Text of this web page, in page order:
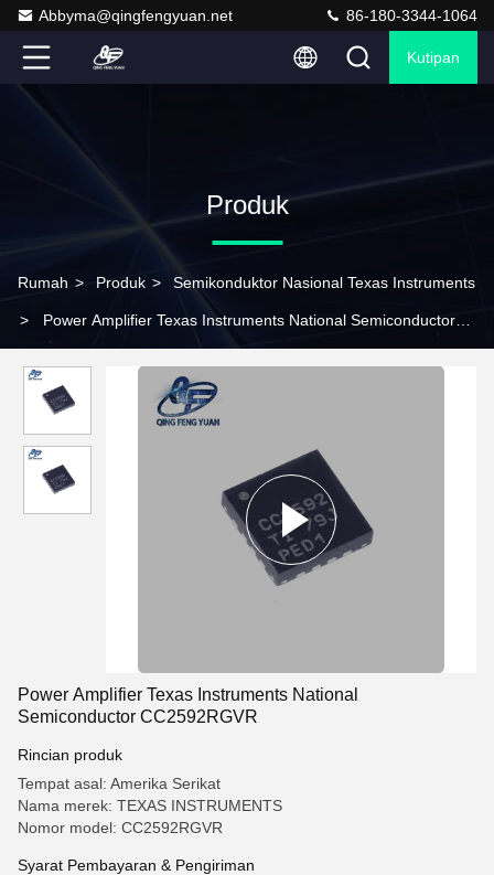
Abbyma@qingfengyuan.net 86-180-3344-1064
Kutipan
Produk
Rumah > Produk > Semikonduktor Nasional Texas Instruments
> Power Amplifier Texas Instruments National Semiconductor
Power Amplifier Texas Instruments National
Semiconductor CC2592RGVR
Rincian produk
Tempat asal: Amerika Serikat
Nama merek: TEXAS INSTRUMENTS
Nomor model: CC2592RGVR
Syarat Pembayaran & Pengiriman